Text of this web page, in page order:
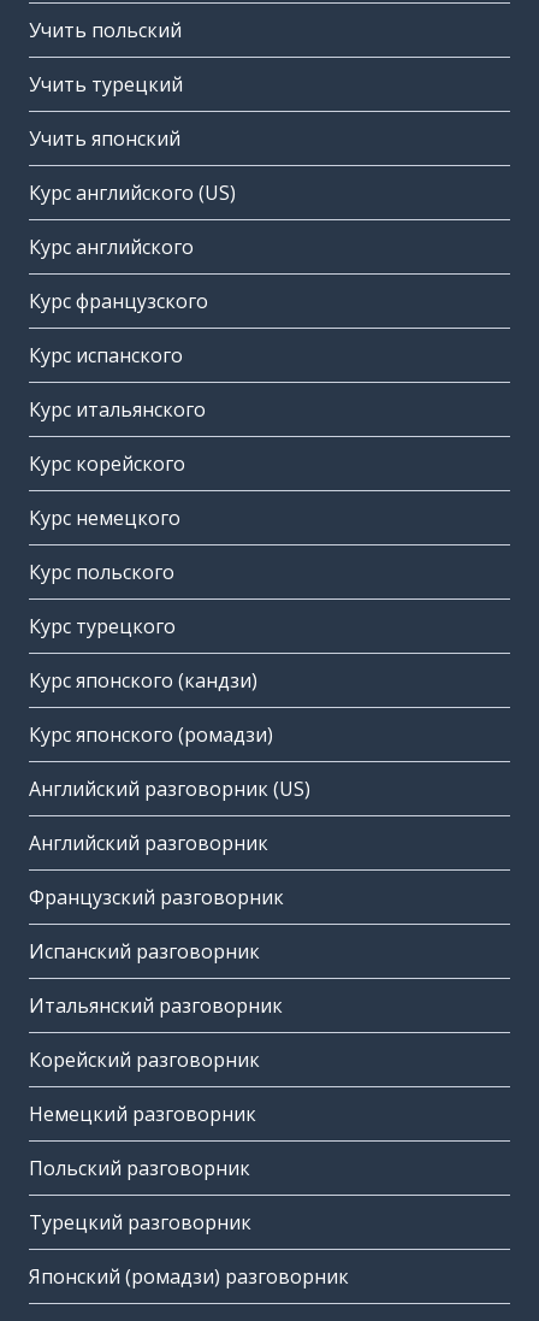
Учить польский
Учить турецкий
Учить японский
Курс английского (US)
Курс английского
Курс французского
Курс испанского
Курс итальянского
Курс корейского
Курс немецкого
Курс польского
Курс турецкого
Курс японского (кандзи)
Курс японского (ромадзи)
Английский разговорник (US)
Английский разговорник
Французский разговорник
Испанский разговорник
Итальянский разговорник
Корейский разговорник
Немецкий разговорник
Польский разговорник
Турецкий разговорник
Японский (ромадзи) разговорник